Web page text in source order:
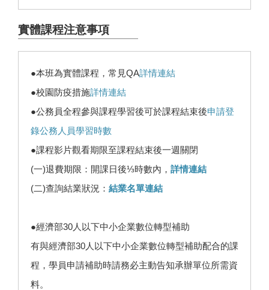
實體課程注意事項
●本班為實體課程，常見QA詳情連結
●校園防疫措施詳情連結
●公務員全程參與課程學習後可於課程結束後申請登
錄公務人員學習時數
●課程影片觀看期限至課程結束後一週關閉
(一)退費期限：開課日後⅓時數內， 詳情連結
(二)查詢結業狀況： 結業名單連結
●經濟部30人以下中小企業數位轉型補助
有與經濟部30人以下中小企業數位轉型補助配合的課
程，學員申請補助時請務必主動告知承辦單位所需資
料。